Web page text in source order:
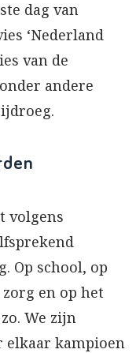
dag van
‘Nederland
van de
andere
volgens
Op school, op
en op het
We zijn
elkaar kampioen